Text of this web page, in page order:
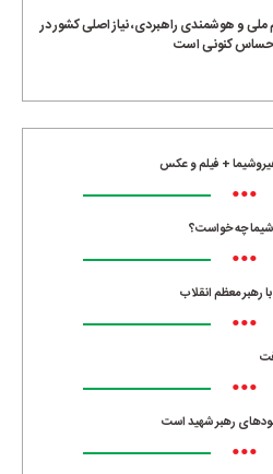
ملی و هوشمندی راهبردی، نیاز اصلی کشور در
حساس کنونی است
هیروشیما + فیلم و عکس
•••
چه خواست؟
•••
•••
•••
رهبر شهید است
•••